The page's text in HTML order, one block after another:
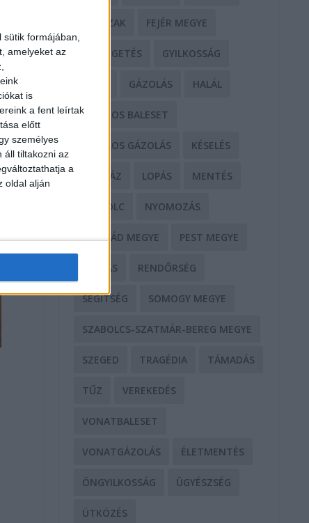
formájában,
amelyeket az
is
a fent leírtak
előtt
személyes
áll tiltakozni az
a
oldal alján
ERŐSZAK FEJÉR MEGYE
FENYEGETÉS GYILKOSSÁG
GÁZOLÁS HALÁL
HALÁLOS BALESET
HALÁLOS GÁZOLÁS KÉSELÉS
KÓRHÁZ LOPÁS MENTÉS
MISKOLC NYOMOZÁS
NÓGRÁD MEGYE PEST MEGYE
RABLÁS RENDŐRSÉG
SEGÍTSÉG SOMOGY MEGYE
SZABOLCS-SZATMÁR-BEREG MEGYE
SZEGED TRAGÉDIA TÁMADÁS
TŰZ VEREKEDÉS
VONATBALESET
VONATGÁZOLÁS ÉLETMENTÉS
ÖNGYILKOSSÁG ÜGYÉSZSÉG
ÜTKÖZÉS